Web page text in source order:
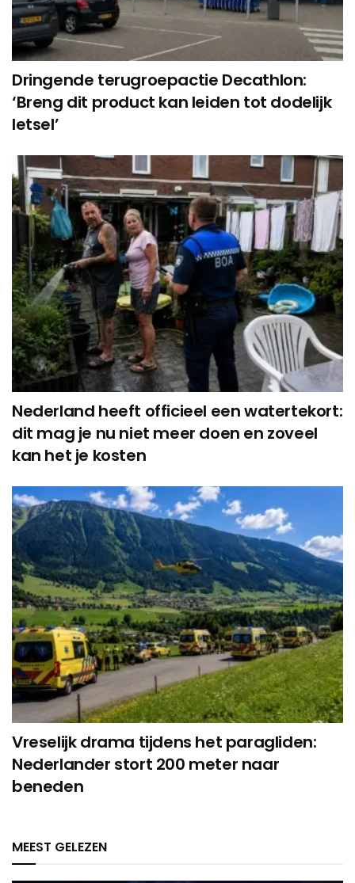
Dringende terugroepactie Decathlon:
‘Breng dit product kan leiden tot dodelijk
letsel’
Nederland heeft officieel een watertekort:
dit mag je nu niet meer doen en zoveel
kan het je kosten
Vreselijk drama tijdens het paragliden:
Nederlander stort 200 meter naar
beneden
MEEST GELEZEN